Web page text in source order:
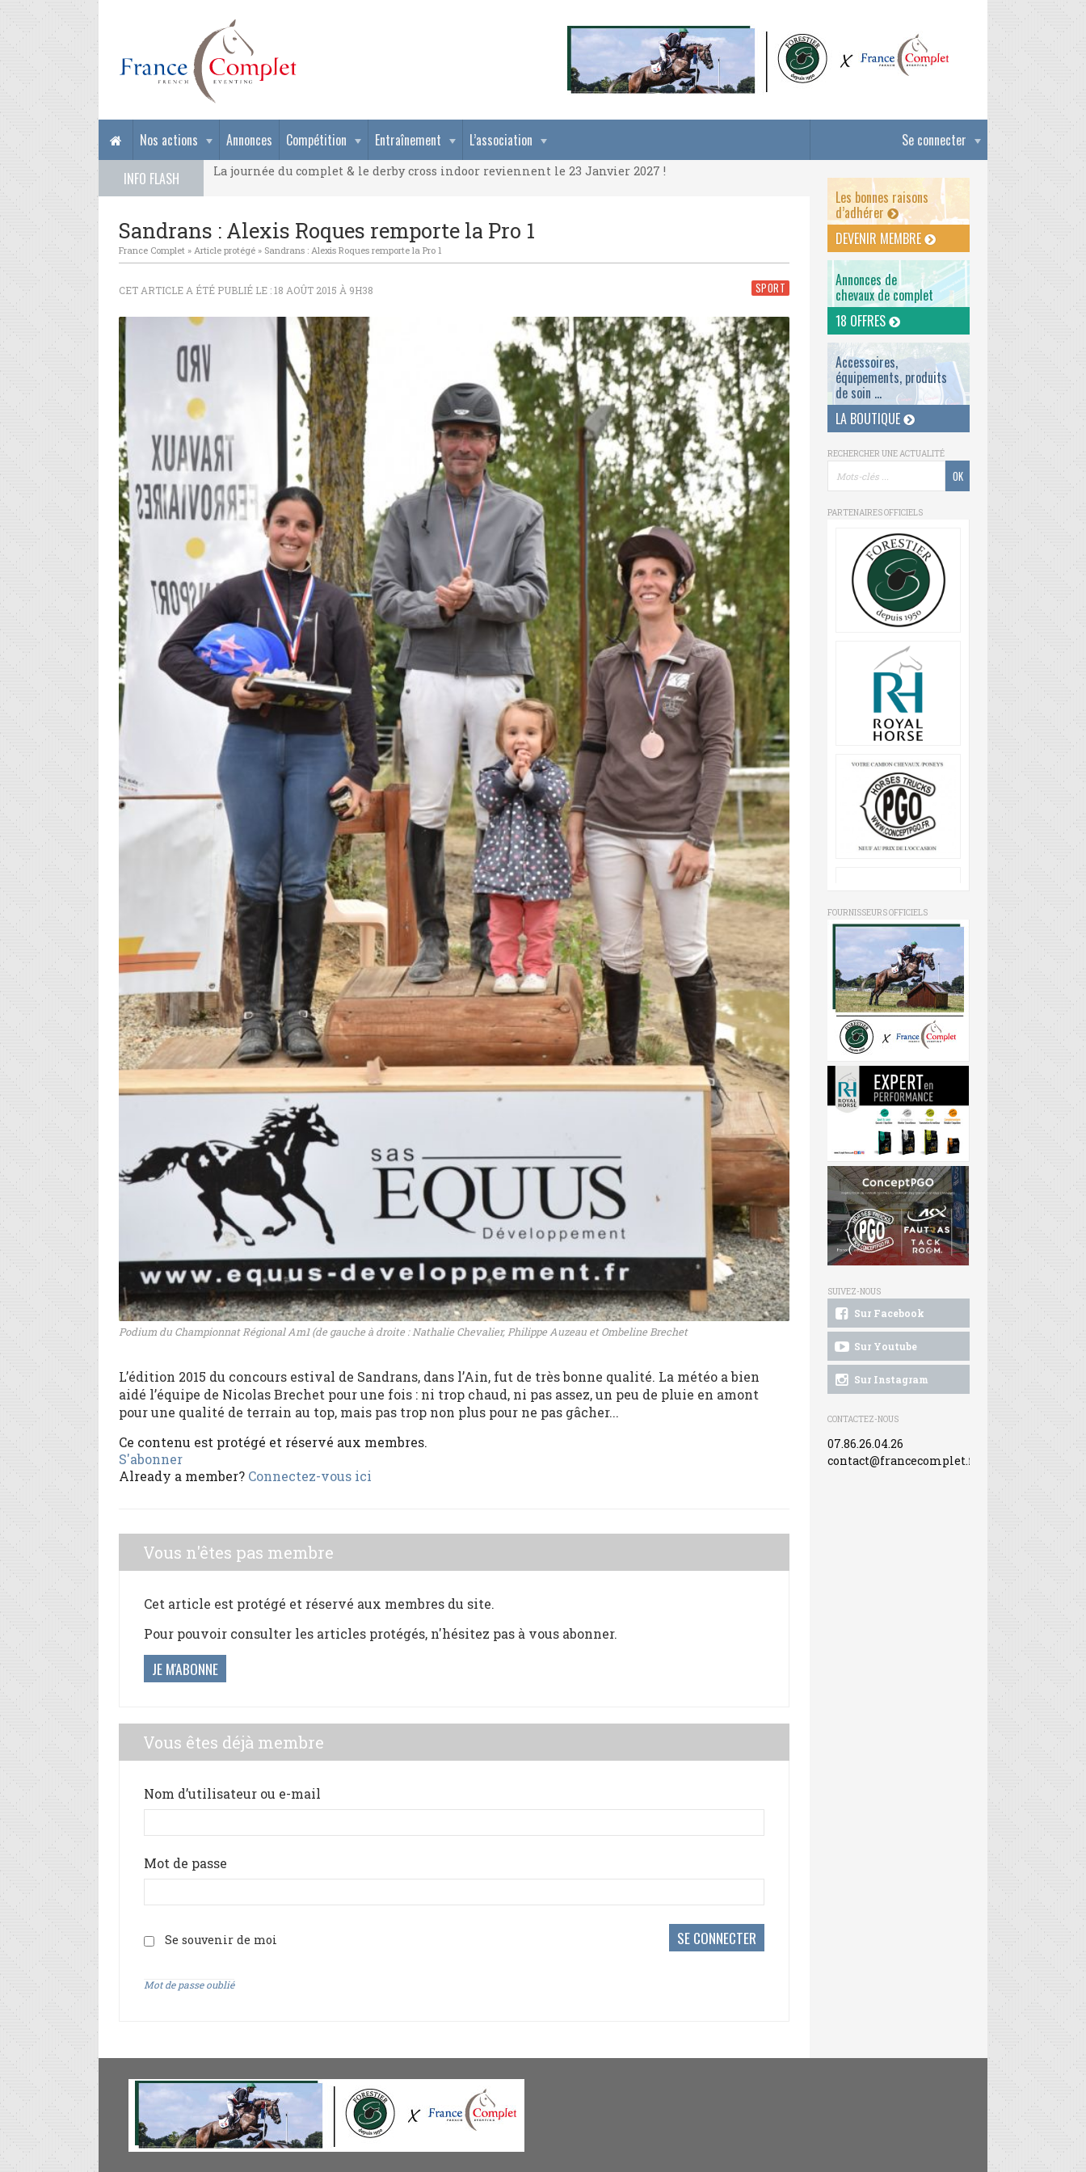
Se connecter
Nos actions Annonces Compétition Entraînement
L’association
INFO FLASH
La journée du complet & le derby cross indoor reviennent le 23 Janvier 2027 !
La journée du complet & le derby cross indoor reviennent le 23 Janvier 2027 !
Sandrans : Alexis Roques remporte la Pro 1
France Complet » Article protégé » Sandrans : Alexis Roques remporte la Pro 1
SPORT
CET ARTICLE A ÉTÉ PUBLIÉ LE : 18 AOÛT 2015 À 9H38
Podium du Championnat Régional Am1 (de gauche à droite : Nathalie Chevalier, Philippe Auzeau et Ombeline Brechet
L’édition 2015 du concours estival de Sandrans, dans l’Ain, fut de très bonne qualité. La météo a bien
aidé l’équipe de Nicolas Brechet pour une fois : ni trop chaud, ni pas assez, un peu de pluie en amont
pour une qualité de terrain au top, mais pas trop non plus pour ne pas gâcher...
Ce contenu est protégé et réservé aux membres.
S'abonner
Already a member? Connectez-vous ici
Vous n'êtes pas membre
Cet article est protégé et réservé aux membres du site.
Pour pouvoir consulter les articles protégés, n'hésitez pas à vous abonner.
JE M'ABONNE
Vous êtes déjà membre
Nom d’utilisateur ou e-mail
Mot de passe
Se souvenir de moi
Mot de passe oublié
Les bonnes raisons
d’adhérer
DEVENIR MEMBRE
Annonces de
chevaux de complet
18 OFFRES
Accessoires,
équipements, produits
de soin ...
LA BOUTIQUE
RECHERCHER UNE ACTUALITÉ
PARTENAIRES OFFICIELS
FOURNISSEURS OFFICIELS
SUIVEZ-NOUS
Sur Facebook
Sur Youtube
Sur Instagram
CONTACTEZ-NOUS
07.86.26.04.26
contact@francecomplet.fr